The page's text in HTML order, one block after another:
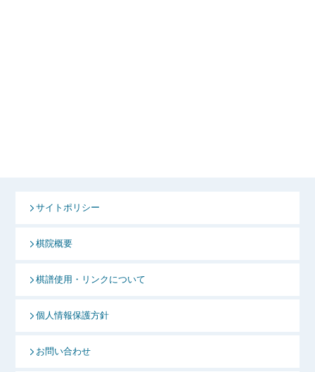
サイトポリシー
棋院概要
棋譜使用・リンクについて
個人情報保護方針
お問い合わせ